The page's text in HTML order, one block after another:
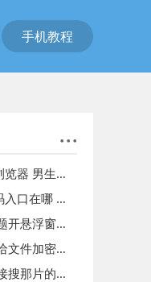
手机教程
为什么男生都喜欢用夸克浏览器 男生都喜欢用夸克浏览器原因揭晓
夸克浏览器神秘隐藏礼包码入口在哪 夸克浏览器神秘隐藏礼包码入口介绍
夸克搜题怎么开悬浮窗 搜题开悬浮窗方法介绍
百度网盘怎么给文件加密 给文件加密方法介绍
用夸克怎么搜那片 夸克直接搜那片的方法